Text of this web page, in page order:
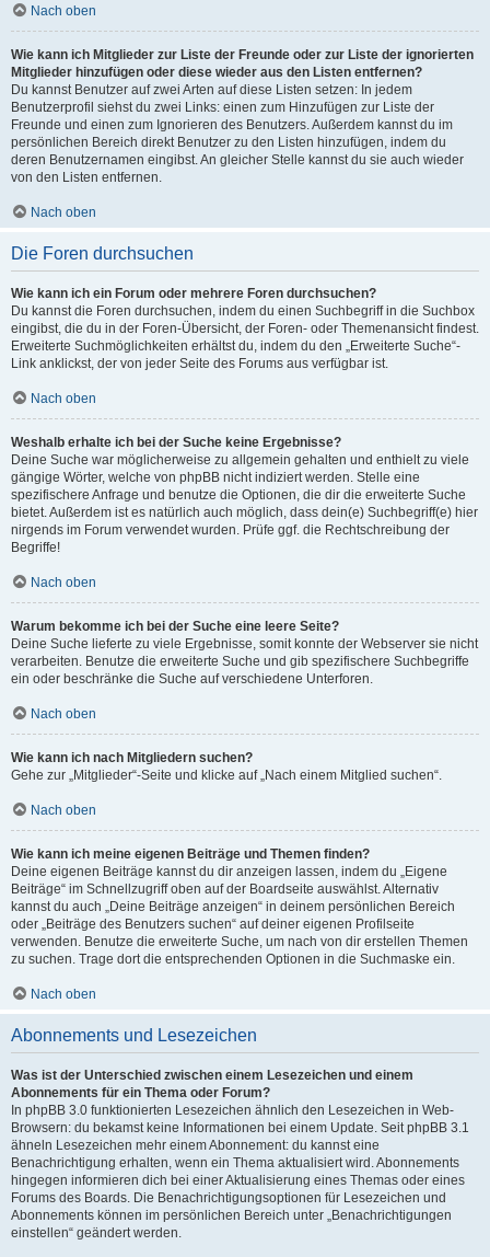
Nach oben
Wie kann ich Mitglieder zur Liste der Freunde oder zur Liste der ignorierten
Mitglieder hinzufügen oder diese wieder aus den Listen entfernen?
Du kannst Benutzer auf zwei Arten auf diese Listen setzen: In jedem
Benutzerprofil siehst du zwei Links: einen zum Hinzufügen zur Liste der
Freunde und einen zum Ignorieren des Benutzers. Außerdem kannst du im
persönlichen Bereich direkt Benutzer zu den Listen hinzufügen, indem du
deren Benutzernamen eingibst. An gleicher Stelle kannst du sie auch wieder
von den Listen entfernen.
Nach oben
Die Foren durchsuchen
Wie kann ich ein Forum oder mehrere Foren durchsuchen?
Du kannst die Foren durchsuchen, indem du einen Suchbegriff in die Suchbox
eingibst, die du in der Foren-Übersicht, der Foren- oder Themenansicht findest.
Erweiterte Suchmöglichkeiten erhältst du, indem du den „Erweiterte Suche“-
Link anklickst, der von jeder Seite des Forums aus verfügbar ist.
Nach oben
Weshalb erhalte ich bei der Suche keine Ergebnisse?
Deine Suche war möglicherweise zu allgemein gehalten und enthielt zu viele
gängige Wörter, welche von phpBB nicht indiziert werden. Stelle eine
spezifischere Anfrage und benutze die Optionen, die dir die erweiterte Suche
bietet. Außerdem ist es natürlich auch möglich, dass dein(e) Suchbegriff(e) hier
nirgends im Forum verwendet wurden. Prüfe ggf. die Rechtschreibung der
Begriffe!
Nach oben
Warum bekomme ich bei der Suche eine leere Seite?
Deine Suche lieferte zu viele Ergebnisse, somit konnte der Webserver sie nicht
verarbeiten. Benutze die erweiterte Suche und gib spezifischere Suchbegriffe
ein oder beschränke die Suche auf verschiedene Unterforen.
Nach oben
Wie kann ich nach Mitgliedern suchen?
Gehe zur „Mitglieder“-Seite und klicke auf „Nach einem Mitglied suchen“.
Nach oben
Wie kann ich meine eigenen Beiträge und Themen finden?
Deine eigenen Beiträge kannst du dir anzeigen lassen, indem du „Eigene
Beiträge“ im Schnellzugriff oben auf der Boardseite auswählst. Alternativ
kannst du auch „Deine Beiträge anzeigen“ in deinem persönlichen Bereich
oder „Beiträge des Benutzers suchen“ auf deiner eigenen Profilseite
verwenden. Benutze die erweiterte Suche, um nach von dir erstellen Themen
zu suchen. Trage dort die entsprechenden Optionen in die Suchmaske ein.
Nach oben
Abonnements und Lesezeichen
Was ist der Unterschied zwischen einem Lesezeichen und einem
Abonnements für ein Thema oder Forum?
In phpBB 3.0 funktionierten Lesezeichen ähnlich den Lesezeichen in Web-
Browsern: du bekamst keine Informationen bei einem Update. Seit phpBB 3.1
ähneln Lesezeichen mehr einem Abonnement: du kannst eine
Benachrichtigung erhalten, wenn ein Thema aktualisiert wird. Abonnements
hingegen informieren dich bei einer Aktualisierung eines Themas oder eines
Forums des Boards. Die Benachrichtigungsoptionen für Lesezeichen und
Abonnements können im persönlichen Bereich unter „Benachrichtigungen
einstellen“ geändert werden.